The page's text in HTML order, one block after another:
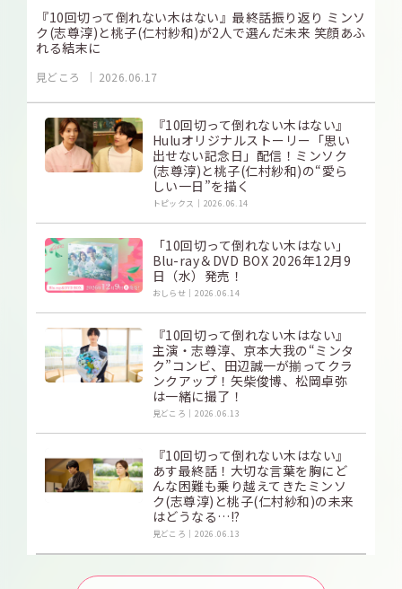
『10回切って倒れない木はない』最終話振り返り ミンソ
ク(志尊淳)と桃子(仁村紗和)が2人で選んだ未来 笑顔あふ
れる結末に
見どころ 2026.06.17
『10回切って倒れない木はない』
Huluオリジナルストーリー「思い
出せない記念日」配信！ミンソク
(志尊淳)と桃子(仁村紗和)の“愛ら
しい一日”を描く
トピックス 2026.06.14
「10回切って倒れない木はない」
Blu-ray＆DVD BOX 2026年12月9
日（水）発売！
おしらせ 2026.06.14
『10回切って倒れない木はない』
主演・志尊淳、京本大我の“ミンタ
ク”コンビ、田辺誠一が揃ってクラ
ンクアップ！矢柴俊博、松岡卓弥
は一緒に撮了！
見どころ 2026.06.13
『10回切って倒れない木はない』
あす最終話！大切な言葉を胸にど
んな困難も乗り越えてきたミンソ
ク(志尊淳)と桃子(仁村紗和)の未来
はどうなる…!?
見どころ 2026.06.13